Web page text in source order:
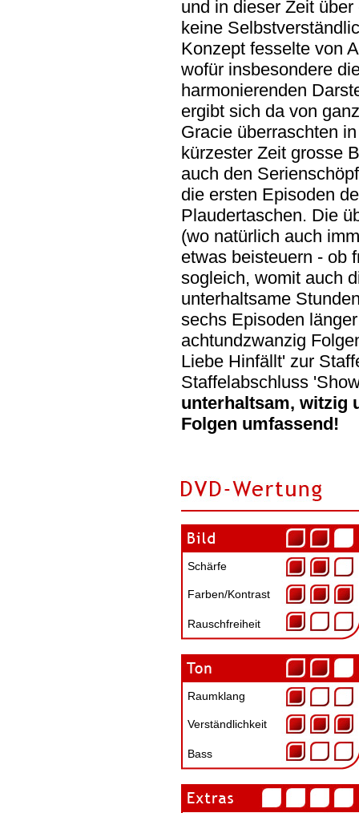
und in dieser Zeit
keine
Konzept fesselte von
wofür insbesondere
harmonierenden
ergibt sich da von
Gracie überraschten
kürzester Zeit grosse
auch den
die ersten Episoden
Plaudertaschen. Die
(wo natürlich auch
etwas beisteuern - ob
sogleich, womit auch
unterhaltsame
sechs Episoden
achtundzwanzig
Liebe Hinfällt' zur
Staffelabschluss
unterhaltsam, witzig
Folgen umfassend!
Schärfe
Farben/Kontrast
Rauschfreiheit
Raumklang
Verständlichkeit
Bass